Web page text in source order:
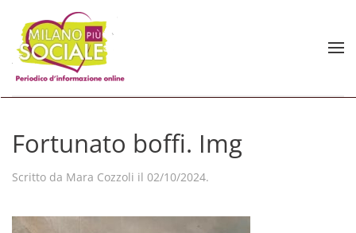
Skip to main content
Fortunato boffi. Img
Scritto da Mara Cozzoli il 02/10/2024.